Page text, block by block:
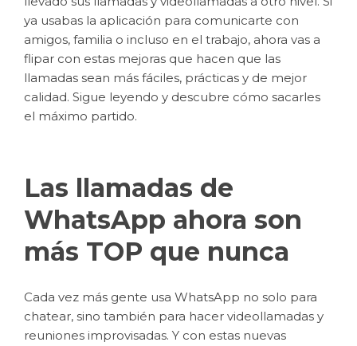
ya usabas la aplicación para comunicarte con
amigos, familia o incluso en el trabajo, ahora vas a
flipar con estas mejoras que hacen que las
llamadas sean más fáciles, prácticas y de mejor
calidad. Sigue leyendo y descubre cómo sacarles
el máximo partido.
Las llamadas de
WhatsApp ahora son
más TOP que nunca
Cada vez más gente usa WhatsApp no solo para
chatear, sino también para hacer videollamadas y
reuniones improvisadas. Y con estas nuevas